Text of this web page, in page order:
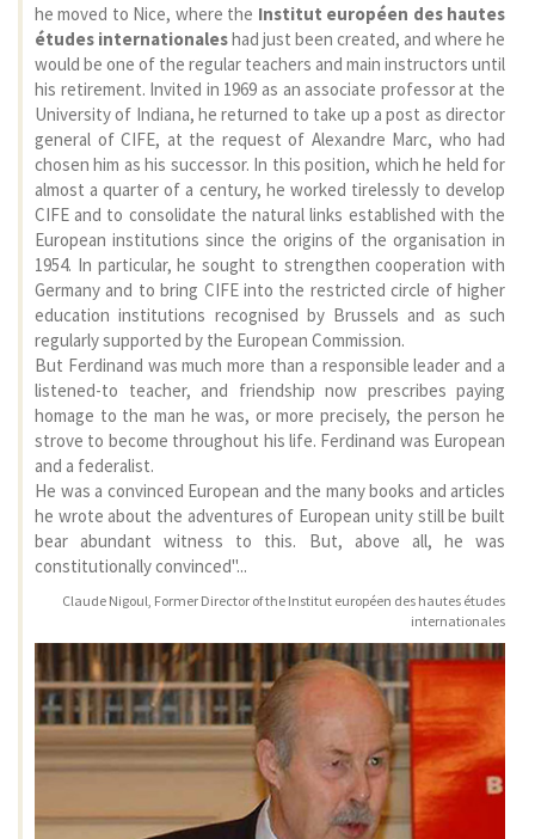
he moved to Nice, where the Institut européen des hautes
études internationaleshad just been created, and where he
would be one of the regular teachers and main instructors until
his retirement. Invited in 1969 as an associate professor at the
University of Indiana, he returned to take up a post as director
general of CIFE, at the request of Alexandre Marc, who had
chosen him as his successor. In this position, which he held for
almost a quarter of a century, he worked tirelessly to develop
CIFE and to consolidate the natural links established with the
European institutions since the origins of the organisation in
1954. In particular, he sought to strengthen cooperation with
Germany and to bring CIFE into the restricted circle of higher
education institutions recognised by Brussels and as such
regularly supported by the European Commission.
But Ferdinand was much more than a responsible leader and a
listened-to teacher, and friendship now prescribes paying
homage to the man he was, or more precisely, the person he
strove to become throughout his life. Ferdinand was European
and a federalist.
He was a convinced European and the many books and articles
he wrote about the adventures of European unity still be built
bear abundant witness to this. But, above all, he was
constitutionally convinced"...
Claude Nigoul, Former Director of the Institut européen des hautes études
internationales